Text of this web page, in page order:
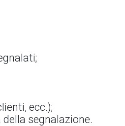
ecc.);
segnalazione.